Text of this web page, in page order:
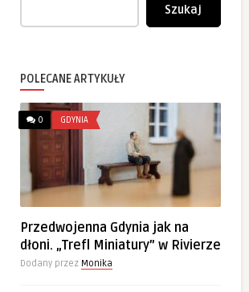
Szukaj
POLECANE ARTYKUŁY
0 GDYNIA
Przedwojenna Gdynia jak na
dłoni. „Trefl Miniatury” w Rivierze
Dodany przez Monika